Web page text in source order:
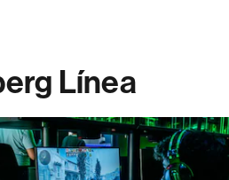
Línea